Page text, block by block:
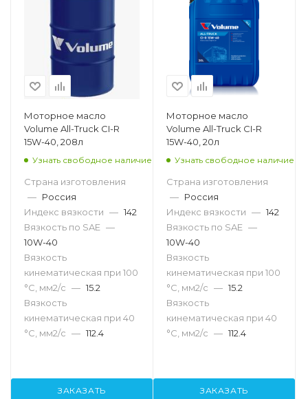
Моторное масло
Volume All-Truck CI-R
15W-40, 208л
Узнать свободное наличие
Страна изготовления
— Россия
Индекс вязкости — 142
Вязкость по SAE —
10W-40
Вязкость
кинематическая при 100
°С, мм2/с — 15.2
Вязкость
кинематическая при 40
°С, мм2/с — 112.4
ЗАКАЗАТЬ
Моторное масло
Volume All-Truck CI-R
15W-40, 20л
Узнать свободное наличие
Страна изготовления
— Россия
Индекс вязкости — 142
Вязкость по SAE —
10W-40
Вязкость
кинематическая при 100
°С, мм2/с — 15.2
Вязкость
кинематическая при 40
°С, мм2/с — 112.4
ЗАКАЗАТЬ